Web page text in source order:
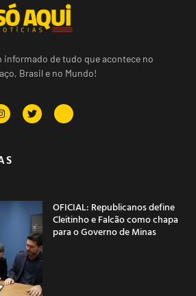
informado de tudo que acontece no
Brasil e no Mundo!
OFICIAL: Republicanos define
Cleitinho e Falcão como chapa
para o Governo de Minas